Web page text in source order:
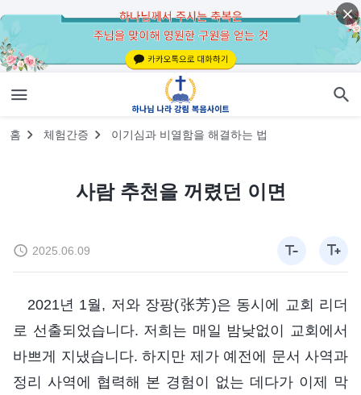
홈 체험간증 이기심과 비열함을 해결하는 법
사람 추천을 꺼렸던 이면
2025.06.09
2021년 1월, 저와 장팡(张芳)은 동시에 교회 리더
로 선출되었습니다. 저희는 매일 밤낮없이 교회에서
바쁘게 지냈습니다. 하지만 제가 예전에 문서 사역과
정리 사역에 협력해 본 경험이 없는 데다가 이제 막